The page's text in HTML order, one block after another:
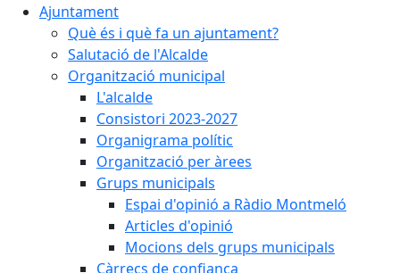
Ajuntament
Què és i què fa un ajuntament?
Salutació de l'Alcalde
Organització municipal
L'alcalde
Consistori 2023-2027
Organigrama polític
Organització per àrees
Grups municipals
Espai d'opinió a Ràdio Montmeló
Articles d'opinió
Mocions dels grups municipals
Càrrecs de confiança